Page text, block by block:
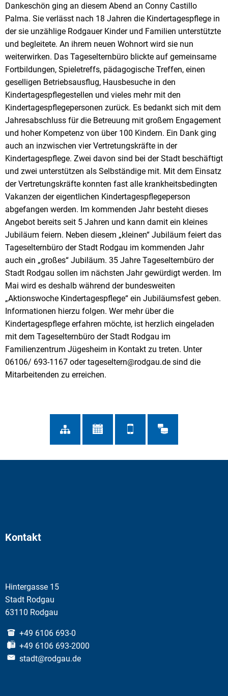
Dankeschön ging an diesem Abend an Conny Castillo
Palma. Sie verlässt nach 18 Jahren die Kindertagespflege in
der sie unzählige Rodgauer Kinder und Familien unterstützte
und begleitete. An ihrem neuen Wohnort wird sie nun
weiterwirken. Das Tageselternbüro blickte auf gemeinsame
Fortbildungen, Spieletreffs, pädagogische Treffen, einen
geselligen Betriebsausflug, Hausbesuche in den
Kindertagespflegestellen und vieles mehr mit den
Kindertagespflegepersonen zurück. Es bedankt sich mit dem
Jahresabschluss für die Betreuung mit großem Engagement
und hoher Kompetenz von über 100 Kindern. Ein Dank ging
auch an inzwischen vier Vertretungskräfte in der
Kindertagespflege. Zwei davon sind bei der Stadt beschäftigt
und zwei unterstützen als Selbständige mit. Mit dem Einsatz
der Vertretungskräfte konnten fast alle krankheitsbedingten
Vakanzen der eigentlichen Kindertagespflegeperson
abgefangen werden. Im kommenden Jahr besteht dieses
Angebot bereits seit 5 Jahren und kann damit ein kleines
Jubiläum feiern. Neben diesem „kleinen“ Jubiläum feiert das
Tageselternbüro der Stadt Rodgau im kommenden Jahr
auch ein „großes“ Jubiläum. 35 Jahre Tageselternbüro der
Stadt Rodgau sollen im nächsten Jahr gewürdigt werden. Im
Mai wird es deshalb während der bundesweiten
„Aktionswoche Kindertagespflege“ ein Jubiläumsfest geben.
Informationen hierzu folgen. Wer mehr über die
Kindertagespflege erfahren möchte, ist herzlich eingeladen
mit dem Tageselternbüro der Stadt Rodgau im
Familienzentrum Jügesheim in Kontakt zu treten. Unter
06106/ 693-1167 oder tageseltern@rodgau.de sind die
Mitarbeitenden zu erreichen.
Kontakt
Hintergasse 15
Stadt Rodgau
63110 Rodgau
+49 6106 693-0
+49 6106 693-2000
stadt@rodgau.de